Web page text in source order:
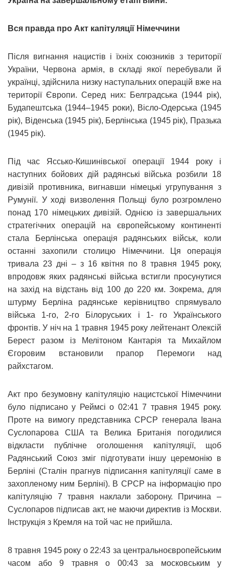
Вся правда про Акт капітуляції Німеччини
Після вигнання нацистів і їхніх союзників з території
України, Червона армія, в складі якої перебували й
українці, здійснила низку наступальних операцій вже на
території Європи. Серед них: Белградська (1944 рік),
Будапештська (1944–1945 роки), Вісло-Одерська (1945
рік), Віденська (1945 рік), Берлінська (1945 рік), Празька
(1945 рік).
Під час Яссько-Кишинівської операції 1944 року і
наступних бойових дій радянські війська розбили 18
дивізій противника, вигнавши німецькі угрупування з
Румунії. У ході визволення Польщі було розгромлено
понад 170 німецьких дивізій. Однією із завершальних
стратегічних операцій на європейському континенті
стала Берлінська операція радянських військ, коли
останні захопили столицю Німеччини. Ця операція
тривала 23 дні – з 16 квітня по 8 травня 1945 року,
впродовж яких радянські війська встигли просунутися
на захід на відстань від 100 до 220 км. Зокрема, для
штурму Берліна радянське керівництво спрямувало
війська 1-го, 2-го Білоруських і 1- го Українського
фронтів. У ніч на 1 травня 1945 року лейтенант Олексій
Берест разом із Мелітоном Кантарія та Михайлом
Єгоровим встановили прапор Перемоги над
райхстагом.
Акт про безумовну капітуляцію нацистської Німеччини
було підписано у Реймсі о 02:41 7 травня 1945 року.
Проте на вимогу представника СРСР генерала Івана
Суслопарова США та Велика Британія погодилися
відкласти публічне оголошення капітуляції, щоб
Радянський Союз зміг підготувати іншу церемонію в
Берліні (Сталін прагнув підписання капітуляції саме в
захопленому ним Берліні). В СРСР на інформацію про
капітуляцію 7 травня наклали заборону. Причина –
Суслопаров підписав акт, не маючи директив із Москви.
Інструкція з Кремля на той час не прийшла.
8 травня 1945 року о 22:43 за центральноєвропейським
часом або 9 травня о 00:43 за московським у